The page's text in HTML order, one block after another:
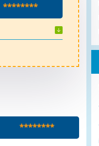
********
********